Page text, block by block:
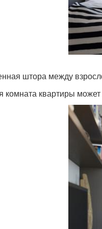
штора между
комната квартиры